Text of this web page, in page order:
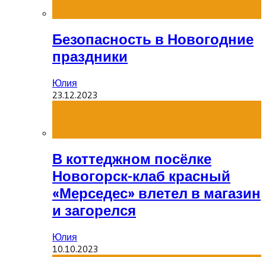
Безопасность в Новогодние
праздники
Юлия
23.12.2023
В коттеджном посёлке
Новогорск-клаб красный
«Мерседес» влетел в магазин
и загорелся
Юлия
10.10.2023